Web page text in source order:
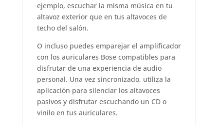
ejemplo, escuchar la misma música en tu
altavoz exterior que en tus altavoces de
techo del salón.
O incluso puedes emparejar el amplificador
con los auriculares Bose compatibles para
disfrutar de una experiencia de audio
personal. Una vez sincronizado, utiliza la
aplicación para silenciar los altavoces
pasivos y disfrutar escuchando un CD o
vinilo en tus auriculares.